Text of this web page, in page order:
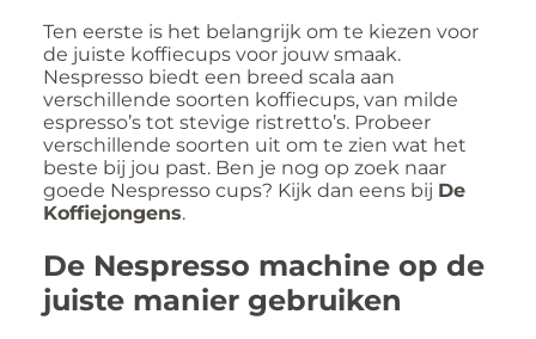
Ten eerste is het belangrijk om te kiezen voor
de juiste koffiecups voor jouw smaak.
Nespresso biedt een breed scala aan
verschillende soorten koffiecups, van milde
espresso’s tot stevige ristretto’s. Probeer
verschillende soorten uit om te zien wat het
beste bij jou past. Ben je nog op zoek naar
goede Nespresso cups? Kijk dan eens bij De
Koffiejongens.
De Nespresso machine op de
juiste manier gebruiken